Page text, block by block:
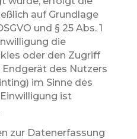
auf Grundlage
und § 25 Abs. 1
die
oder den Zugriff
des Nutzers
im Sinne des
ist
zur Datenerfassung